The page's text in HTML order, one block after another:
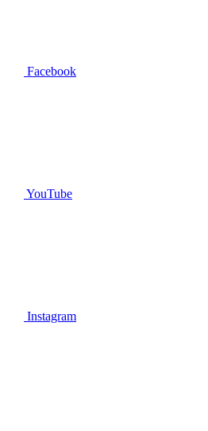
Facebook
YouTube
Instagram